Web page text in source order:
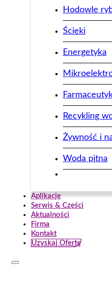
Hodowle
Ścieki
Energetyka
Recykling
Żywność i
Woda pitna
Aplikacje
Serwis & Części
Aktualności
Firma
Kontakt
Uzyskaj Ofertę